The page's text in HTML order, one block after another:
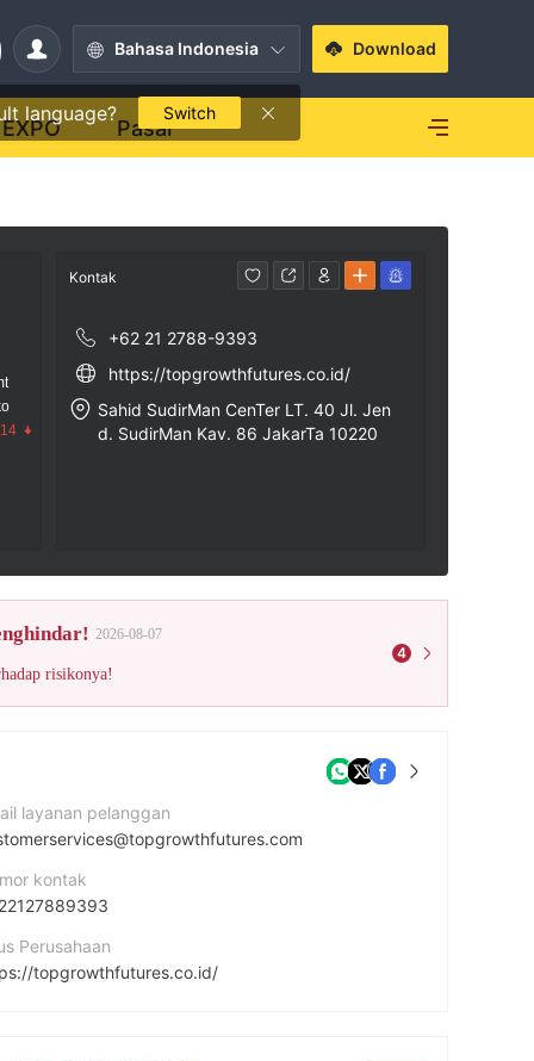
Bahasa Indonesia
language? Switch
Download
EXPO Pasar
Kontak
+62 21 2788-9393
https://topgrowthfutures.co.id/
Sahid SudirMan CenTer LT. 40 Jl. Jen
d. SudirMan Kav. 86 JakarTa 10220
2026-08-07
risikonya!
4
layanan pelanggan
kontak
Perusahaan
topgrowthfutures.co.id/